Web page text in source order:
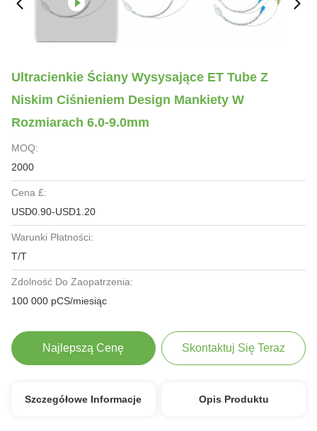
Ultracienkie Ściany Wysysające ET Tube Z
Niskim Ciśnieniem Design Mankiety W
Rozmiarach 6.0-9.0mm
MOQ:
2000
Cena £:
USD0.90-USD1.20
Warunki Płatności:
T/T
Zdolność Do Zaopatrzenia:
100 000 pCS/miesiąc
Najlepszą Cenę Skontaktuj Się Teraz
Szczegółowe Informacje Opis Produktu